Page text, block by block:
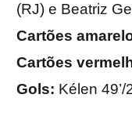
(RJ) e Beatriz
Cartões
Cartões
Gols: Kélen 49’/